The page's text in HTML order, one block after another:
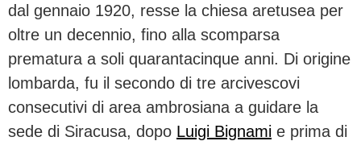
dal gennaio 1920, resse la chiesa aretusea per
oltre un decennio, fino alla scomparsa
prematura a soli quarantacinque anni. Di origine
lombarda, fu il secondo di tre arcivescovi
consecutivi di area ambrosiana a guidare la
sede di Siracusa, dopo Luigi Bignami e prima di